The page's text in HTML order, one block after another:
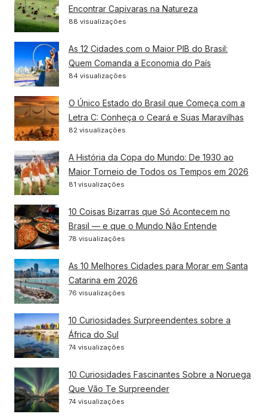
Encontrar Capivaras na Natureza
88 visualizações
As 12 Cidades com o Maior PIB do Brasil:
Quem Comanda a Economia do País
84 visualizações
O Único Estado do Brasil que Começa com a
Letra C: Conheça o Ceará e Suas Maravilhas
82 visualizações
A História da Copa do Mundo: De 1930 ao
Maior Torneio de Todos os Tempos em 2026
81 visualizações
10 Coisas Bizarras que Só Acontecem no
Brasil — e que o Mundo Não Entende
78 visualizações
As 10 Melhores Cidades para Morar em Santa
Catarina em 2026
76 visualizações
10 Curiosidades Surpreendentes sobre a
África do Sul
74 visualizações
10 Curiosidades Fascinantes Sobre a Noruega
Que Vão Te Surpreender
74 visualizações